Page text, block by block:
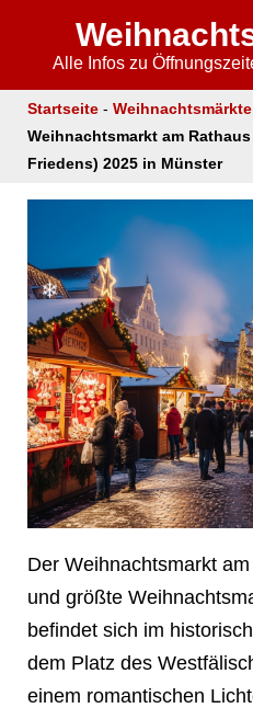
Alle Infos zu
Startseite -
Weihnachtsmarkt am
Friedens) 2025 in Münster
Der Weihnachtsmarkt
und größte
befindet sich im
dem Platz des
einem romantischen